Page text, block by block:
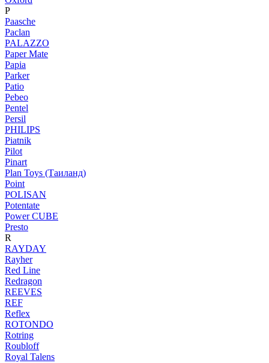
P
Paasche
Paclan
PALAZZO
Paper Mate
Papia
Parker
Patio
Pebeo
Pentel
Persil
PHILIPS
Piatnik
Pilot
Pinart
Plan Toys (Таиланд)
Point
POLISAN
Potentate
Power CUBE
Presto
R
RAYDAY
Rayher
Red Line
Redragon
REEVES
REF
Reflex
ROTONDO
Rotring
Roubloff
Royal Talens